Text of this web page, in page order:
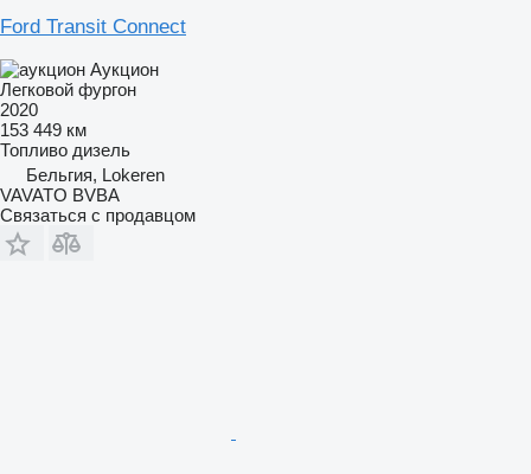
Ford Transit Connect
Аукцион
Легковой фургон
2020
153 449 км
Топливо дизель
Бельгия, Lokeren
VAVATO BVBA
Связаться с продавцом